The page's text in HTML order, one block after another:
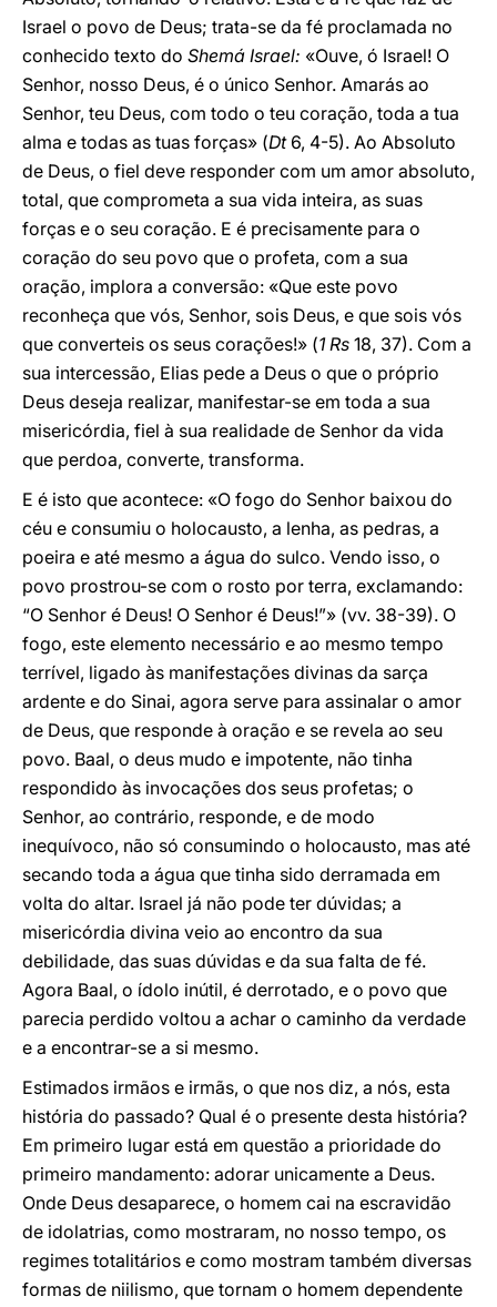
Israel o povo de Deus; trata-se da fé proclamada no
conhecido texto do Shemá Israel: «Ouve, ó Israel! O
Senhor, nosso Deus, é o único Senhor. Amarás ao
Senhor, teu Deus, com todo o teu coração, toda a tua
alma e todas as tuas forças» (Dt 6, 4-5). Ao Absoluto
de Deus, o fiel deve responder com um amor absoluto,
total, que comprometa a sua vida inteira, as suas
forças e o seu coração. E é precisamente para o
coração do seu povo que o profeta, com a sua
oração, implora a conversão: «Que este povo
reconheça que vós, Senhor, sois Deus, e que sois vós
que converteis os seus corações!» (1 Rs 18, 37). Com a
sua intercessão, Elias pede a Deus o que o próprio
Deus deseja realizar, manifestar-se em toda a sua
misericórdia, fiel à sua realidade de Senhor da vida
que perdoa, converte, transforma.
E é isto que acontece: «O fogo do Senhor baixou do
céu e consumiu o holocausto, a lenha, as pedras, a
poeira e até mesmo a água do sulco. Vendo isso, o
povo prostrou-se com o rosto por terra, exclamando:
“O Senhor é Deus! O Senhor é Deus!”» (vv. 38-39). O
fogo, este elemento necessário e ao mesmo tempo
terrível, ligado às manifestações divinas da sarça
ardente e do Sinai, agora serve para assinalar o amor
de Deus, que responde à oração e se revela ao seu
povo. Baal, o deus mudo e impotente, não tinha
respondido às invocações dos seus profetas; o
Senhor, ao contrário, responde, e de modo
inequívoco, não só consumindo o holocausto, mas até
secando toda a água que tinha sido derramada em
volta do altar. Israel já não pode ter dúvidas; a
misericórdia divina veio ao encontro da sua
debilidade, das suas dúvidas e da sua falta de fé.
Agora Baal, o ídolo inútil, é derrotado, e o povo que
parecia perdido voltou a achar o caminho da verdade
e a encontrar-se a si mesmo.
Estimados irmãos e irmãs, o que nos diz, a nós, esta
história do passado? Qual é o presente desta história?
Em primeiro lugar está em questão a prioridade do
primeiro mandamento: adorar unicamente a Deus.
Onde Deus desaparece, o homem cai na escravidão
de idolatrias, como mostraram, no nosso tempo, os
regimes totalitários e como mostram também diversas
formas de niilismo, que tornam o homem dependente